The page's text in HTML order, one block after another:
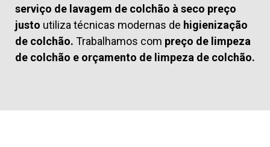
serviço de lavagem de colchão à seco preço
justo utiliza técnicas modernas de higienização
de colchão. Trabalhamos com preço de limpeza
de colchão e orçamento de limpeza de colchão.